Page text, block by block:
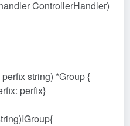
ControllerHandler)
string) *Group {
perfix}